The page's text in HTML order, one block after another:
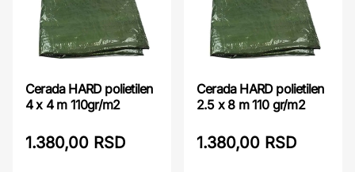
Cerada HARD polietilen
4 x 4 m 110gr/m2
1.380,00 RSD
Cerada HARD polietilen
2.5 x 8 m 110 gr/m2
1.380,00 RSD